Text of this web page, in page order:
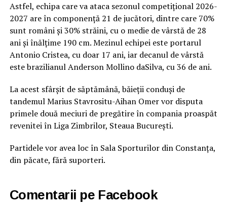
Astfel, echipa care va ataca sezonul competițional 2026-
2027 are în componență 21 de jucători, dintre care 70%
sunt români și 30% străini, cu o medie de vârstă de 28
ani și înălțime 190 cm. Mezinul echipei este portarul
Antonio Cristea, cu doar 17 ani, iar decanul de vârstă
este brazilianul Anderson Mollino daSilva, cu 36 de ani.
La acest sfârșit de săptămână, băieții conduși de
tandemul Marius Stavrositu-Aihan Omer vor disputa
primele două meciuri de pregătire în compania proaspăt
revenitei în Liga Zimbrilor, Steaua București.
Partidele vor avea loc în Sala Sporturilor din Constanța,
din păcate, fără suporteri.
Comentarii pe Facebook